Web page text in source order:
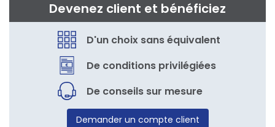
Devenez client et bénéficiez
D'un choix sans équivalent
De conditions privilégiées
De conseils sur mesure
Demander un compte client